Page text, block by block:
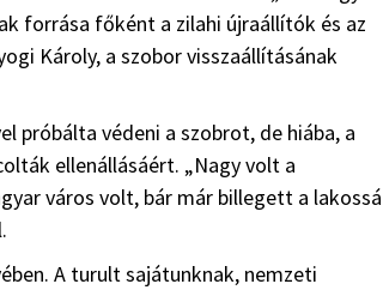
forrása főként a zilahi újraállítók és az
Károly, a szobor visszaállításának
próbálta védeni a szobrot, de hiába, a
ellenállásáért. „Nagy volt a
város volt, bár már billegett a
A turult sajátunknak, nemzeti